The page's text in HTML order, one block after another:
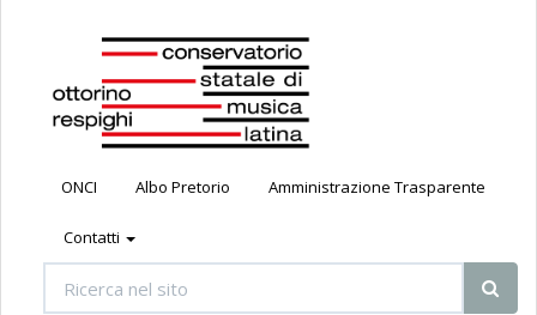
ONCI Albo Pretorio Amministrazione Trasparente
Contatti